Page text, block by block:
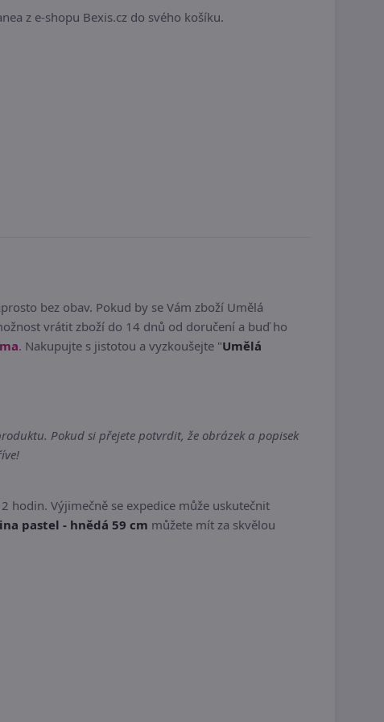
z e-shopu Bexis.cz do svého košíku.
bez obav. Pokud by se Vám zboží Umělá
vrátit zboží do 14 dnů od doručení a buď ho
. Nakupujte s jistotou a vyzkoušejte "Umělá
Pokud si přejete potvrdit, že obrázek a popisek
hodin. Výjimečně se expedice může uskutečnit
pastel - hnědá 59 cm můžete mít za skvělou